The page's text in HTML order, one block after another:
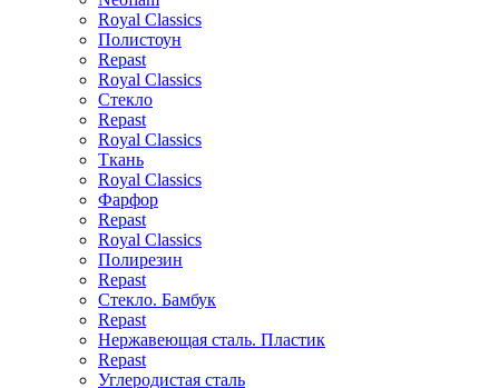
Royal Classics
Полистоун
Repast
Royal Classics
Стекло
Repast
Royal Classics
Ткань
Royal Classics
Фарфор
Repast
Royal Classics
Полирезин
Repast
Стекло. Бамбук
Repast
Нержавеющая сталь. Пластик
Repast
Углеродистая сталь